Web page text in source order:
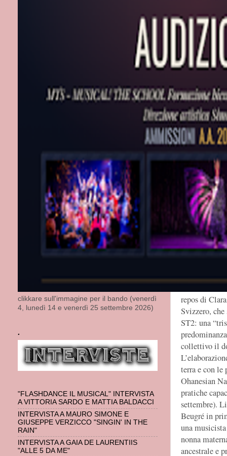
operatrici
possa nutrire
saranno
selezionata
Voices.
Il
componendo
generi e
India che
un dialogo
lavori della
settembre)
cui il
allo statuto
degli
produzione
Cartier di
performance
immaginario
repos di
Svizzero,
ST2: una
collettivo il
terra e con
Ohanesian
pratiche
settembre).
Beugré in
una
nonna
ancestrale e
clikkare sull'immagine per il bando (venerdì
4, lunedì 14 e venerdì 25 settembre 2026)
.
"FLASHDANCE IL MUSICAL" INTERVISTA
A VITTORIA SARDO E MATTIA BALDACCI
INTERVISTA A MAURO SIMONE E
GIUSEPPE VERZICCO "SINGIN' IN THE
RAIN"
INTERVISTA A GAIA DE LAURENTIIS
"ALLE 5 DA ME"